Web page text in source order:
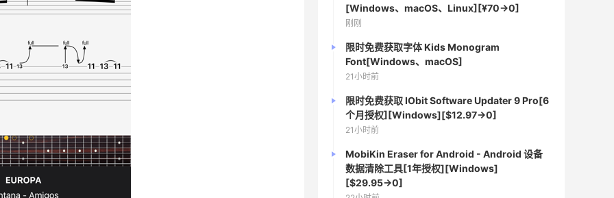
[Windows、macOS、Linux][¥70→0]
刚刚
限时免费获取字体 Kids Monogram
Font[Windows、macOS]
21小时前
限时免费获取 IObit Software Updater 9 Pro[6
个月授权][Windows][$12.97→0]
21小时前
MobiKin Eraser for Android - Android 设备
数据清除工具[1年授权][Windows]
[$29.95→0]